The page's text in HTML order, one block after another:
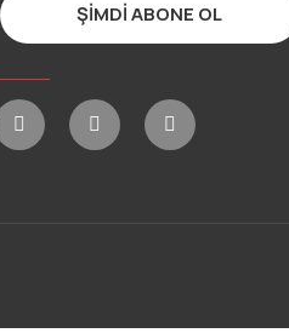
ŞİMDİ ABONE OL